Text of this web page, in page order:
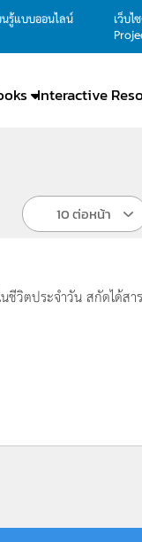
นรู้แบบออนไลน์
เว็บ
Interactive
10 ต่อหน้า
วิตประจำวัน สกัดได้สา